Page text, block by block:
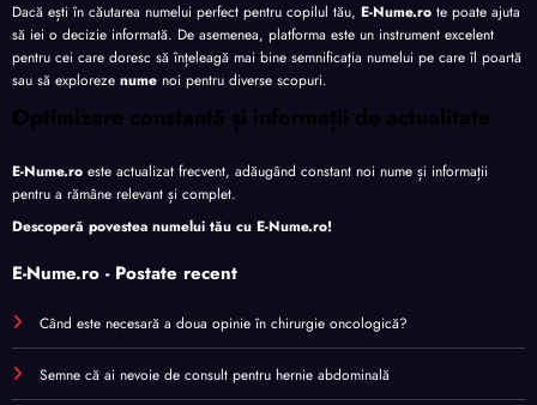
Dacă ești în căutarea numelui perfect pentru copilul tău, E-Nume.ro te poate ajuta
să iei o decizie informată. De asemenea, platforma este un instrument excelent
pentru cei care doresc să înțeleagă mai bine semnificația numelui pe care îl poartă
sau să exploreze nume noi pentru diverse scopuri.
Optimizare constantă și informații de actualitate
E-Nume.ro este actualizat frecvent, adăugând constant noi nume și informații
pentru a rămâne relevant și complet.
Descoperă povestea numelui tău cu E-Nume.ro!
E-Nume.ro - Postate recent
Când este necesară a doua opinie în chirurgie oncologică?
Semne că ai nevoie de consult pentru hernie abdominală